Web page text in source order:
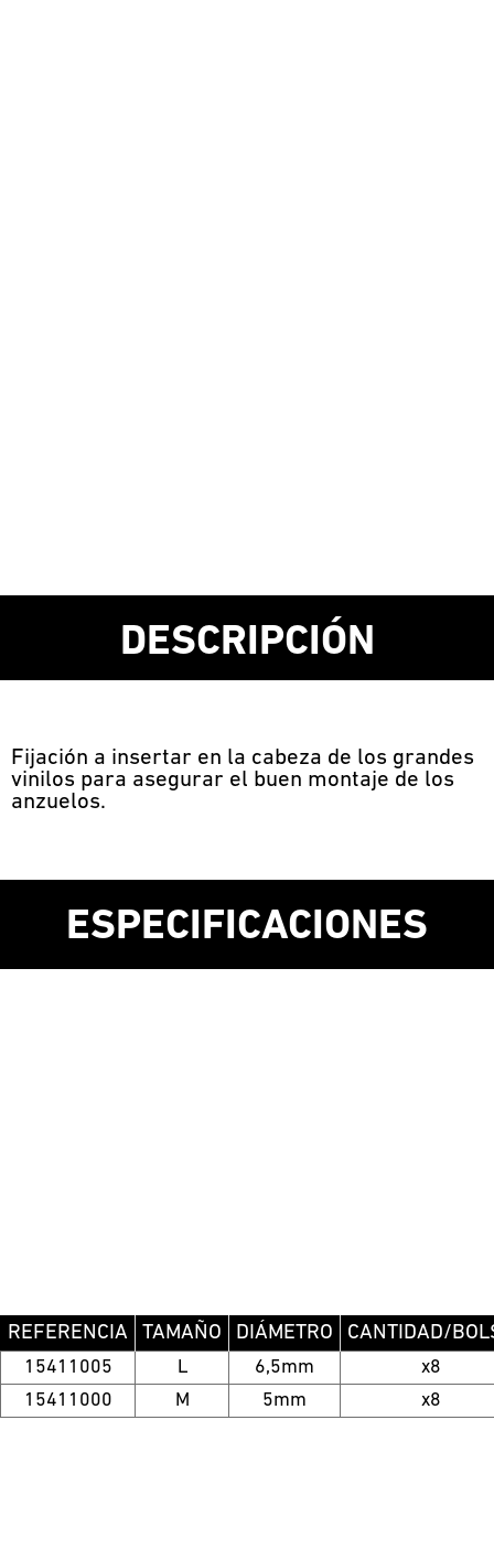
DESCRIPCIÓN
Fijación a insertar en la cabeza de los grandes
vinilos para asegurar el buen montaje de los
anzuelos.
ESPECIFICACIONES
REFERENCIA TAMAÑO DIÁMETRO CANTIDAD/
15411005 L 6,5mm
x8
15411000
M 5mm x8